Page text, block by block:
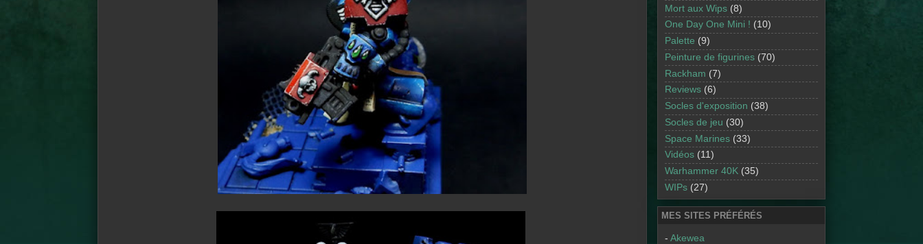
Mort aux Wips (8)
One Day One Mini ! (10)
Palette (9)
Peinture de figurines (70)
Rackham (7)
Reviews (6)
Socles d'exposition (38)
Socles de jeu (30)
Space Marines (33)
Vidéos (11)
Warhammer 40K (35)
WIPs (27)
MES SITES PRÉFÉRÉS
- Akewea